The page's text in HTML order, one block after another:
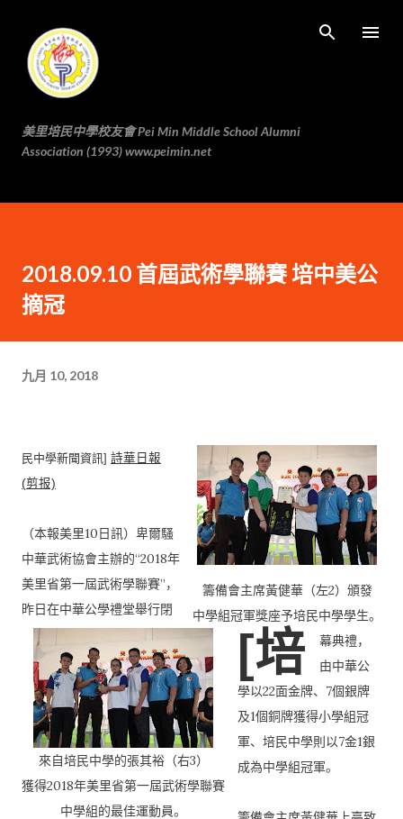
美里培民中學校友會 Pei Min Middle School Alumni
Association (1993) www.peimin.net
2018.09.10 首屆武術學聯賽 培中美公
摘冠
九月 10, 2018
籌備會主席黃健華（左2）頒發
中學組冠軍獎座予培民中學學生。
來自培民中學的張其裕（右3）
獲得2018年美里省第一屆武術學聯賽
中學組的最佳運動員。
[培
民中學新聞資訊] 詩華日報
(剪报)
（本報美里10日訊）卑爾騷
中華武術協會主辦的“2018年
美里省第一屆武術學聯賽”，
昨日在中華公學禮堂舉行閉
幕典禮，
由中華公
學以22面金牌、 7個銀牌
及1個銅牌獲得小學組冠
軍、 培民中學則以7金1銀
成為中學組冠軍。